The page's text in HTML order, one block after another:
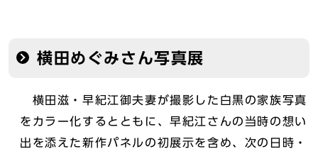
横田めぐみさん写真展
横田滋・早紀江御夫妻が撮影した白黒の家族写真
をカラー化するとともに、早紀江さんの当時の想い
出を添えた新作パネルの初展示を含め、次の日時・